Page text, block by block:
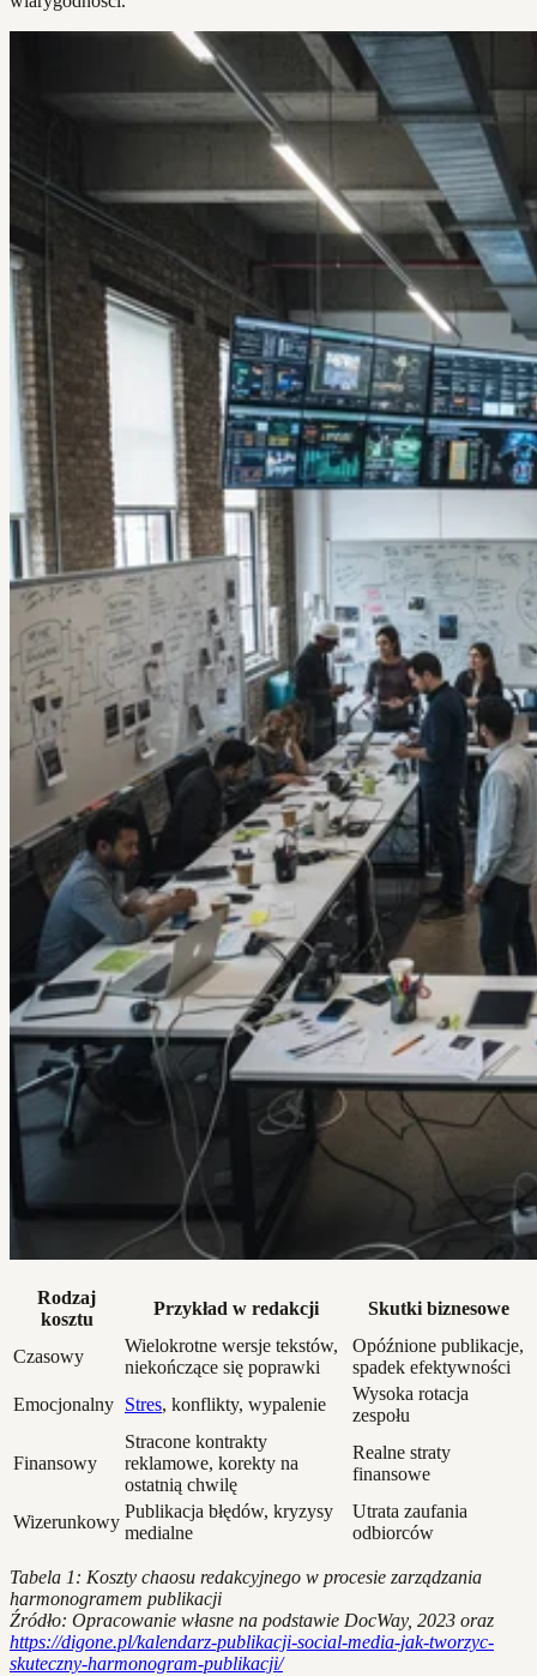
Rodzaj
kosztu
Przykład w redakcji Skutki biznesowe
Czasowy
Wielokrotne wersje tekstów,
niekończące się poprawki
Opóźnione publikacje,
spadek efektywności
Emocjonalny Stres, konflikty, wypalenie
Wysoka rotacja
zespołu
Finansowy
Stracone kontrakty
reklamowe, korekty na
ostatnią chwilę
Realne straty
finansowe
Wizerunkowy
Publikacja błędów, kryzysy
medialne
Utrata zaufania
odbiorców
Tabela 1: Koszty chaosu redakcyjnego w procesie zarządzania
harmonogramem publikacji
Źródło: Opracowanie własne na podstawie DocWay, 2023 oraz
https://digone.pl/kalendarz-publikacji-social-media-jak-tworzyc-
skuteczny-harmonogram-publikacji/